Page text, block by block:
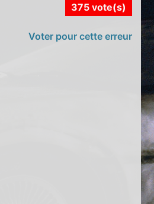
375 vote(s)
Voter pour cette erreur